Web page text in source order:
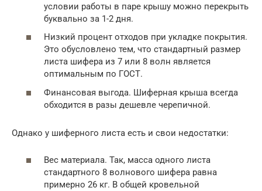
условии работы в паре крышу можно перекрыть
буквально за 1-2 дня.
Низкий процент отходов при укладке покрытия.
Это обусловлено тем, что стандартный размер
листа шифера из 7 или 8 волн является
оптимальным по ГОСТ.
Финансовая выгода. Шиферная крыша всегда
обходится в разы дешевле черепичной.
Однако у шиферного листа есть и свои недостатки:
Вес материала. Так, масса одного листа
стандартного 8 волнового шифера равна
примерно 26 кг. В общей кровельной